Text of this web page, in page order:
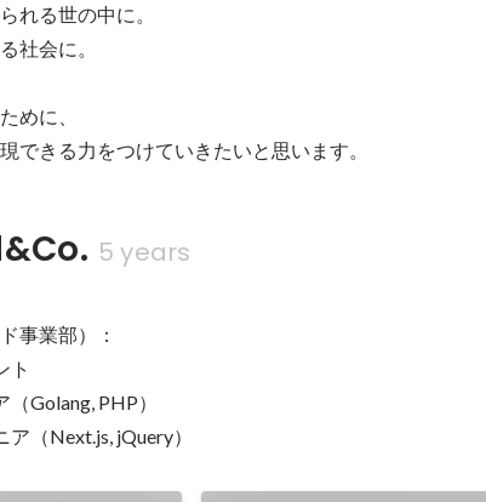
れる世の中に。
社会に。
めに、
できる力をつけていきたいと思います。
5 years
事業部）：
ト
Golang, PHP）
（Next.js, jQuery）